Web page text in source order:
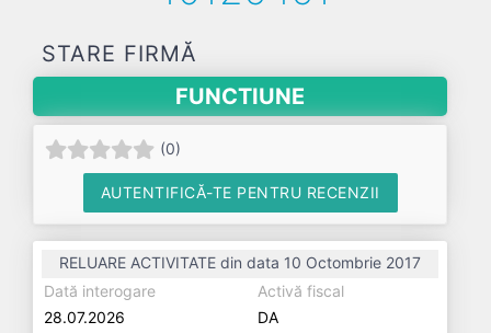
STARE FIRMĂ
FUNCTIUNE
(0)
AUTENTIFICĂ-TE PENTRU RECENZII
RELUARE ACTIVITATE din data 10 Octombrie 2017
Dată interogare
28.07.2026
Activă fiscal
DA